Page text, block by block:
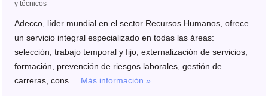
y técnicos
Adecco, líder mundial en el sector Recursos Humanos, ofrece
un servicio integral especializado en todas las áreas:
selección, trabajo temporal y fijo, externalización de servicios,
formación, prevención de riesgos laborales, gestión de
carreras, cons ... Más información »